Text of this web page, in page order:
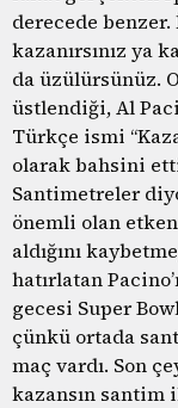
derecede
kazanırsınız ya
da üzülürsünüz.
üstlendiği, Al
Türkçe ismi
olarak bahsini
Santimetreler
önemli olan
aldığını
hatırlatan
gecesi Super
çünkü ortada
maç vardı. Son
kazansın santim